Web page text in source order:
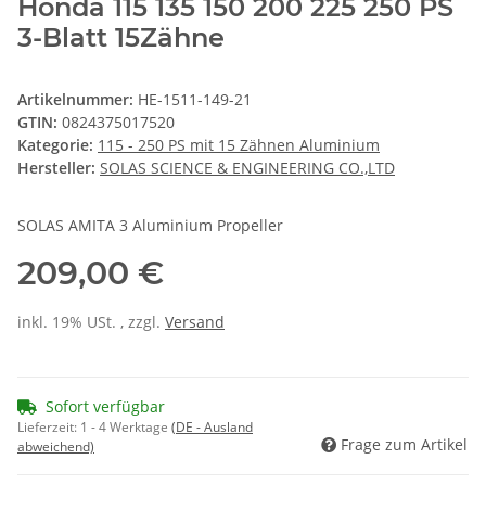
Honda 115 135 150 200 225 250 PS
3-Blatt 15Zähne
Artikelnummer: HE-1511-149-21
GTIN: 0824375017520
Kategorie: 115 - 250 PS mit 15 Zähnen Aluminium
Hersteller: SOLAS SCIENCE & ENGINEERING CO.,LTD
SOLAS AMITA 3 Aluminium Propeller
209,00 €
inkl. 19% USt. , zzgl. Versand
Sofort verfügbar
Lieferzeit: 1 - 4 Werktage (DE - Ausland
abweichend)
Frage zum Artikel